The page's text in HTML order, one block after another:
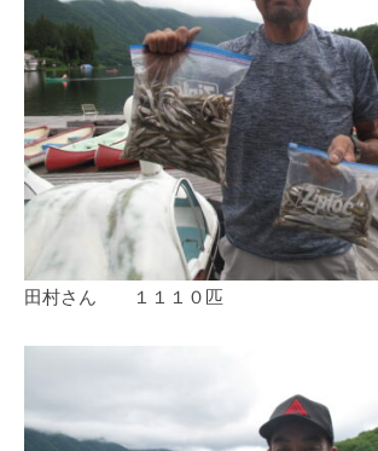
田村さん １１１０匹